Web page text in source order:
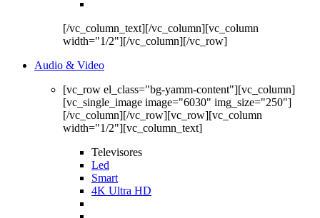
[/vc_column_text][/vc_column][vc_column
width="1/2"][/vc_column][/vc_row]
Audio & Video
[vc_row el_class="bg-yamm-content"][vc_column]
[vc_single_image image="6030" img_size="250"]
[/vc_column][/vc_row][vc_row][vc_column
width="1/2"][vc_column_text]
Televisores
Led
Smart
4K Ultra HD